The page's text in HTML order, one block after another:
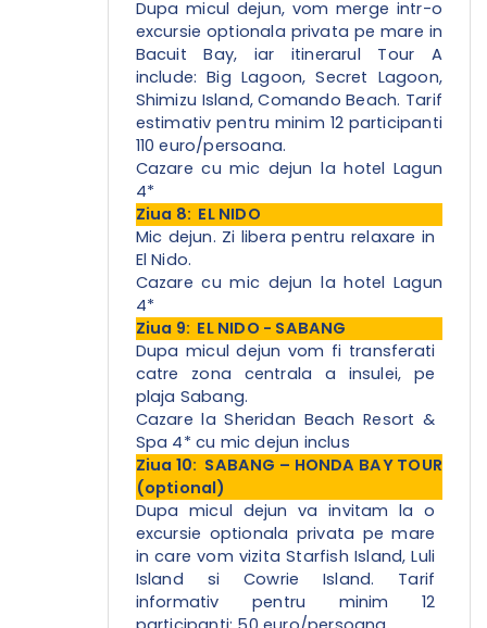
Dupa micul dejun, vom merge intr-o
excursie optionala privata pe mare in
Bacuit Bay, iar itinerarul Tour A
include: Big Lagoon, Secret Lagoon,
Shimizu Island, Comando Beach. Tarif
estimativ pentru minim 12 participanti
110 euro/persoana.
Cazare cu mic dejun la hotel Lagun
4*
Ziua 8: EL NIDO
Mic dejun. Zi libera pentru relaxare in
El Nido.
Cazare cu mic dejun la hotel Lagun
4*
Ziua 9: EL NIDO - SABANG
Dupa micul dejun vom fi transferati
catre zona centrala a insulei, pe
plaja Sabang.
Cazare la Sheridan Beach Resort &
Spa 4* cu mic dejun inclus
Ziua 10: SABANG – HONDA BAY TOUR
(optional)
Dupa micul dejun va invitam la o
excursie optionala privata pe mare
in care vom vizita Starfish Island, Luli
Island si Cowrie Island. Tarif
informativ pentru minim 12